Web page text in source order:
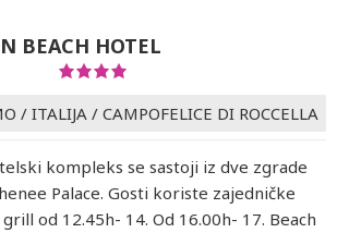
BEACH HOTEL
/ ITALIJA / CAMPOFELICE DI ROCCELLA
kompleks se sastoji iz dve zgrade
Palace. Gosti koriste zajedničke
od 12.45h- 14. Od 16.00h- 17. Beach